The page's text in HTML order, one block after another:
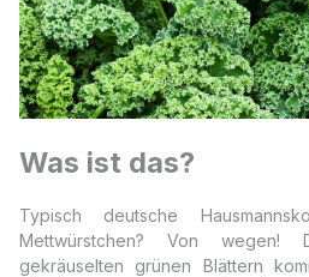
Was ist das?
Typisch deutsche
Mettwürstchen? Von
gekräuselten grünen Blättern